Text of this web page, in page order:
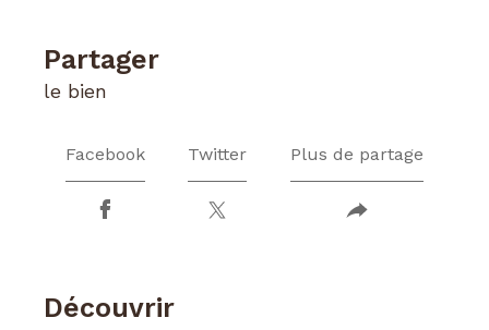
partager
le bien
Facebook Twitter Plus de partage
découvrir